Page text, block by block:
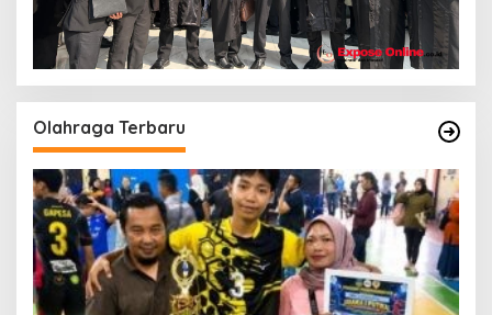
Olahraga Terbaru